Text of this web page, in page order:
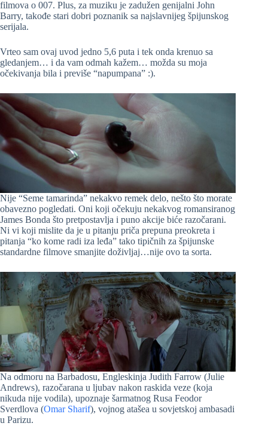
filmova o 007. Plus, za muziku je zadužen genijalni John
Barry, takođe stari dobri poznanik sa najslavnijeg špijunskog
serijala.
Vrteo sam ovaj uvod jedno 5,6 puta i tek onda krenuo sa
gledanjem… i da vam odmah kažem… možda su moja
očekivanja bila i previše “napumpana” :).
Nije “Seme tamarinda” nekakvo remek delo, nešto što morate
obavezno pogledati. Oni koji očekuju nekakvog romansiranog
James Bonda što pretpostavlja i puno akcije biće razočarani.
Ni vi koji mislite da je u pitanju priča prepuna preokreta i
pitanja “ko kome radi iza leđa” tako tipičnih za špijunske
standardne filmove smanjite doživljaj…nije ovo ta sorta.
Na odmoru na Barbadosu, Engleskinja Judith Farrow (Julie
Andrews), razočarana u ljubav nakon raskida veze (koja
nikuda nije vodila), upoznaje šarmatnog Rusa Feodor
Sverdlova (Omar Sharif), vojnog atašea u sovjetskoj ambasadi
u Parizu.